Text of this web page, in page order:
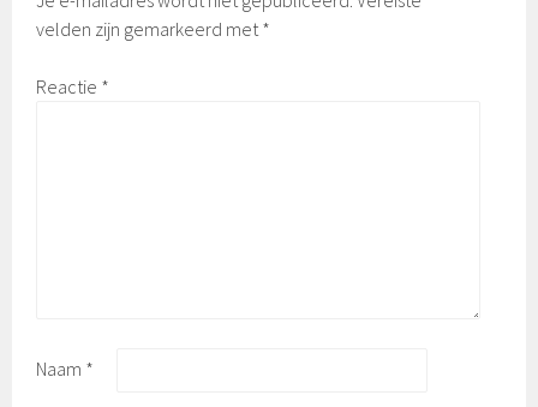
velden zijn gemarkeerd met*
Reactie *
Naam *